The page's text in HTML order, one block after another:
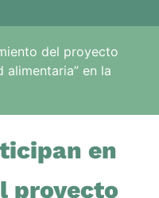
del proyecto
alimentaria” en la
en
proyecto